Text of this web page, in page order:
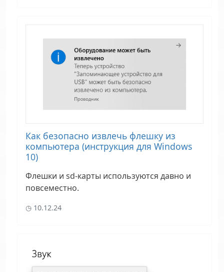
Как безопасно извлечь флешку из
компьютера (инструкция для Windows
10)
Флешки и sd-карты используются давно и
повсеместно.
10.12.24